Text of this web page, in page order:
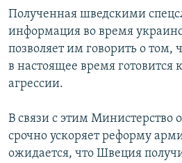
ПРОПАВШИЕ БЕЗ ВЕСТИ
ПОБЕДИТЕЛЕЙ НЕ СУДЯТ?
ELIFBE
ПРИСОЕДИНЯЙТЕСЬ!
Все сайты RFE/RL
Полученная шведскими
информация во время
позволяет им говорить о том,
в настоящее время готовится
агрессии.
В связи с этим Министерство
срочно ускоряет реформу
ожидается, что Швеция